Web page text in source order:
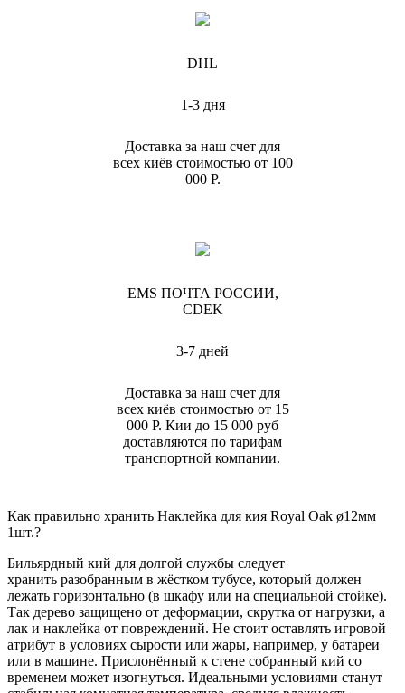
DHL
1-3 дня
Доставка за наш счет для
всех киёв стоимостью от 100
000 Р.
EMS ПОЧТА РОССИИ,
CDEK
3-7 дней
Доставка за наш счет для
всех киёв стоимостью от 15
000 Р. Кии до 15 000 руб
доставляются по тарифам
транспортной компании.
Как правильно хранить Наклейка для кия Royal Oak ø12мм
1шт.?
Бильярдный кий для долгой службы следует
хранить разобранным в жёстком тубусе, который должен
лежать горизонтально (в шкафу или на специальной стойке).
Так дерево защищено от деформации, скрутка от нагрузки, а
лак и наклейка от повреждений. Не стоит оставлять игровой
атрибут в условиях сырости или жары, например, у батареи
или в машине. Прислонённый к стене собранный кий со
временем может изогнуться. Идеальными условиями станут